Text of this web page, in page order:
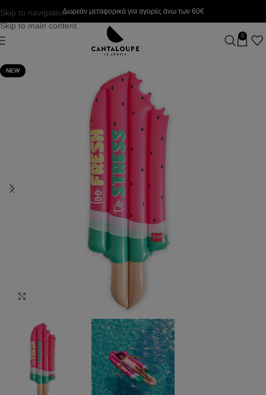
Skip to navigation
Skip to main content
Δωρεάν μεταφορικά για αγορές άνω των 60€
0
NEW